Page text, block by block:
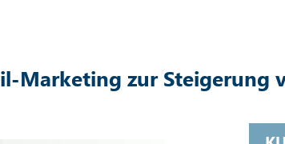
Marketing zur Steigerung